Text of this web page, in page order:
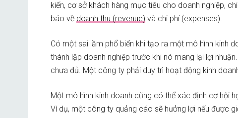
kiến, cơ sở khách hàng mục tiêu cho doanh nghiệp,
báo về doanh thu (revenue) và chi phí (expenses).
Có một sai lầm phổ biến khi tạo ra một mô hình kinh
thành lập doanh nghiệp trước khi nó mang lại lợi
chưa đủ. Một công ty phải duy trì hoạt động kinh
Một mô hình kinh doanh cũng có thể xác định cơ hội
Ví dụ, một công ty quảng cáo sẽ hưởng lợi nếu được